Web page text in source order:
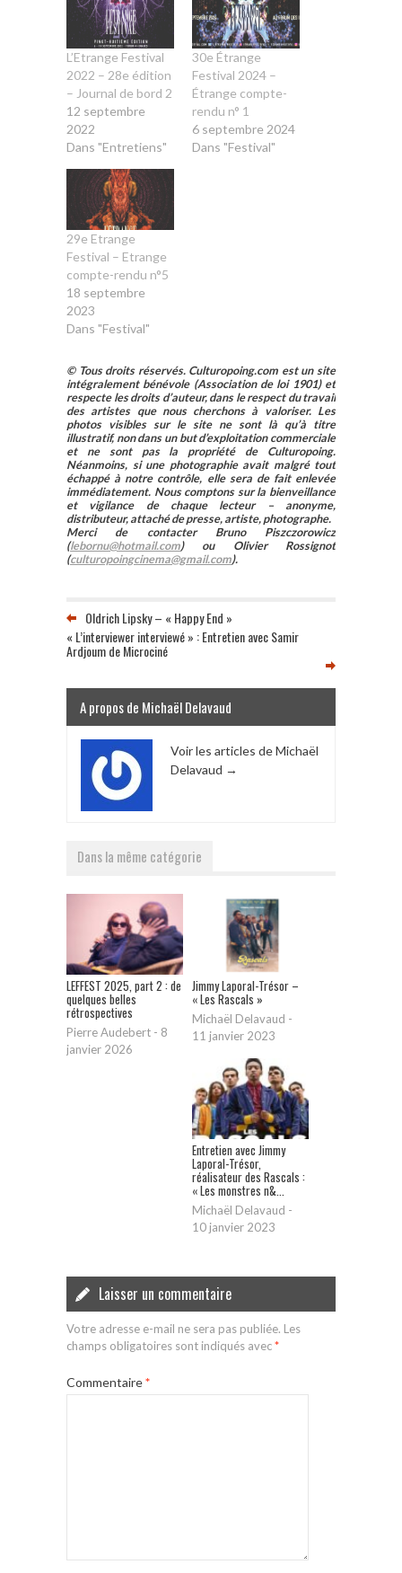
L’Etrange Festival
2022 – 28e édition
– Journal de bord 2
12 septembre
2022
Dans "Entretiens"
30e Étrange
Festival 2024 –
Étrange compte-
rendu n° 1
6 septembre 2024
Dans "Festival"
29e Etrange
Festival – Etrange
compte-rendu n°5
18 septembre
2023
Dans "Festival"
© Tous droits réservés. Culturopoing.com est un site
intégralement bénévole (Association de loi 1901) et
respecte les droits d’auteur, dans le respect du travail
des artistes que nous cherchons à valoriser. Les
photos visibles sur le site ne sont là qu’à titre
illustratif, non dans un but d’exploitation commerciale
et ne sont pas la propriété de Culturopoing.
Néanmoins, si une photographie avait malgré tout
échappé à notre contrôle, elle sera de fait enlevée
immédiatement. Nous comptons sur la bienveillance
et vigilance de chaque lecteur – anonyme,
distributeur, attaché de presse, artiste, photographe.
Merci de contacter Bruno Piszczorowicz
(lebornu@hotmail.com) ou Olivier Rossignot
(culturopoingcinema@gmail.com).
Oldrich Lipsky – « Happy End »
« L’interviewer interviewé » : Entretien avec Samir
Ardjoum de Microciné
A propos de Michaël Delavaud
Voir les articles de Michaël
Delavaud →
Dans la même catégorie
LEFFEST 2025, part 2 : de
quelques belles
rétrospectives
Pierre Audebert - 8
janvier 2026
Jimmy Laporal-Trésor –
« Les Rascals »
Michaël Delavaud -
11 janvier 2023
Entretien avec Jimmy
Laporal-Trésor,
réalisateur des Rascals :
« Les monstres n&...
Michaël Delavaud -
10 janvier 2023
Laisser un commentaire
Votre adresse e-mail ne sera pas publiée. Les
champs obligatoires sont indiqués avec*
Commentaire*